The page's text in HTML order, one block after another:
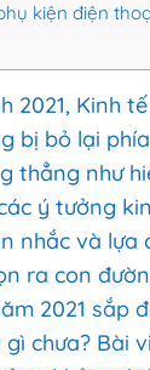
kiện điện
2021, Kinh
bị bỏ lại
thẳng như
ý tưởng
nhắc và lựa
ra con
2021 sắp
chưa? Bài